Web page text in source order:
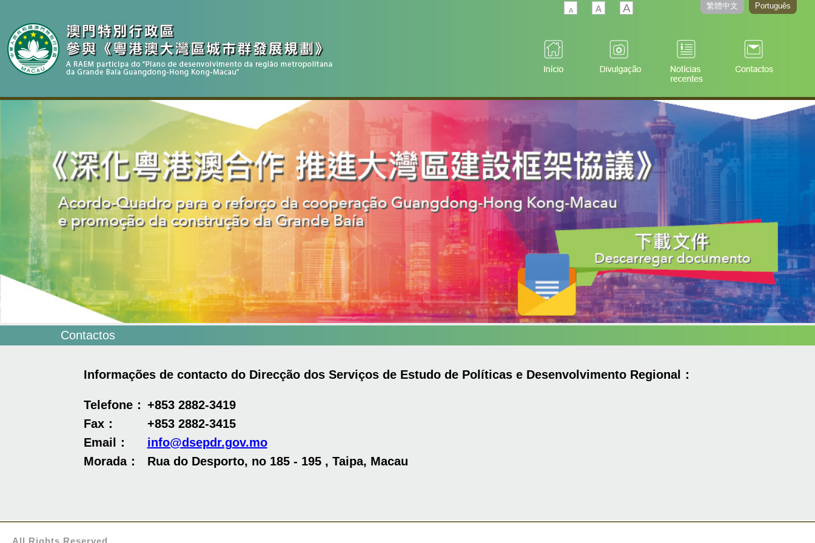
A A A 繁體中文 Português
Contactos
Informações de contacto do Direcção dos Serviços de Estudo de Políticas e Desenvolvimento Regional：
Telefone： +853 2882-3419
Fax：
+853 2882-3415
Email：
info@dsepdr.gov.mo
Morada：
Rua do Desporto, no 185 - 195 , Taipa, Macau